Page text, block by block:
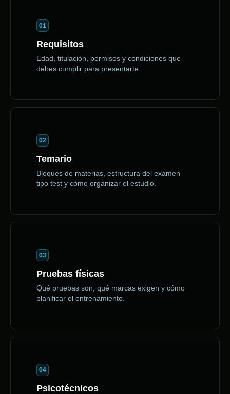
01
Requisitos
Edad, titulación, permisos y condiciones que
debes cumplir para presentarte.
02
Temario
Bloques de materias, estructura del examen
tipo test y cómo organizar el estudio.
03
Pruebas físicas
Qué pruebas son, qué marcas exigen y cómo
planificar el entrenamiento.
04
Psicotécnicos